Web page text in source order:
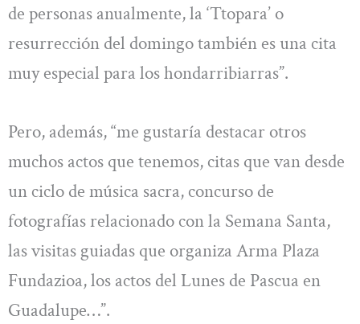
de personas anualmente, la ‘Ttopara’ o
resurrección del domingo también es una cita
muy especial para los hondarribiarras”.
Pero, además, “me gustaría destacar otros
muchos actos que tenemos, citas que van desde
un ciclo de música sacra, concurso de
fotografías relacionado con la Semana Santa,
las visitas guiadas que organiza Arma Plaza
Fundazioa, los actos del Lunes de Pascua en
Guadalupe…”.